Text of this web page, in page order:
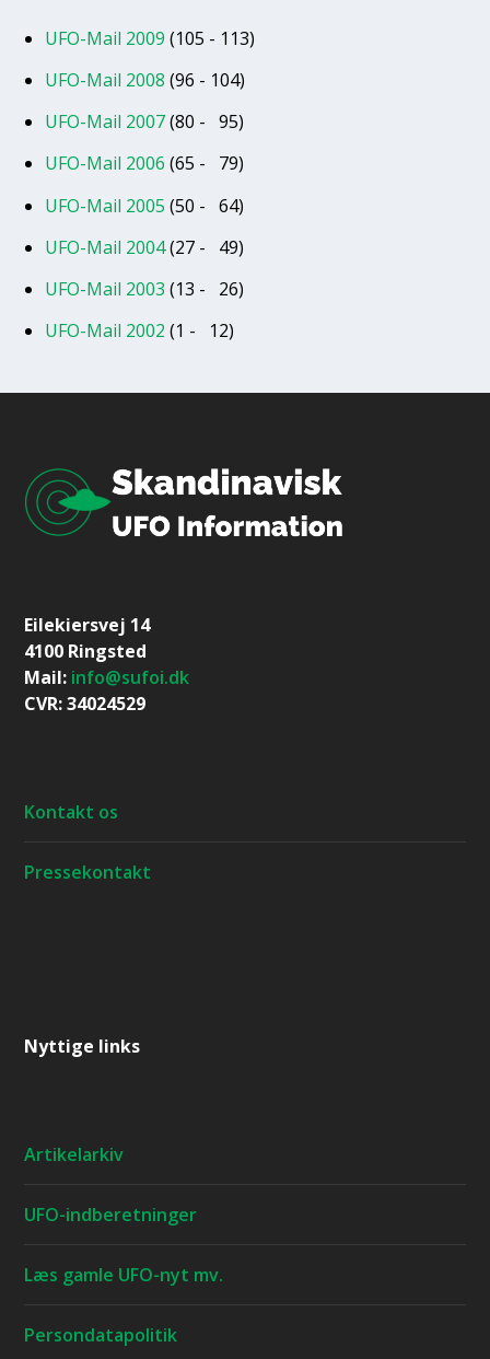
UFO-Mail 2009 (105 - 113)
UFO-Mail 2008 (96 - 104)
UFO-Mail 2007(80 - 95)
UFO-Mail 2006 (65 - 79)
UFO-Mail 2005 (50 - 64)
UFO-Mail 2004(27 - 49)
UFO-Mail 2003 (13 - 26)
UFO-Mail 2002 (1 - 12)
Eilekiersvej 14
4100 Ringsted
Mail: info@sufoi.dk
CVR: 34024529
Kontakt os
Pressekontakt
Nyttige links
Artikelarkiv
UFO-indberetninger
Læs gamle UFO-nyt mv.
Persondatapolitik